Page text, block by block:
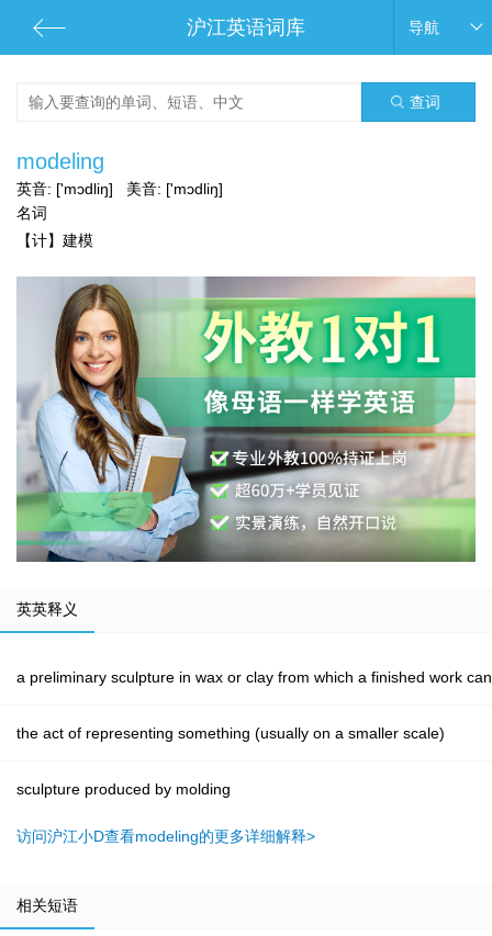
沪江英语词库 导航
查词
modeling
英音: ['mɔdliŋ] 美音: ['mɔdliŋ]
名词
【计】建模
英英释义
a preliminary sculpture in wax or clay from which a finished work
the act of representing something (usually on a smaller scale)
sculpture produced by molding
访问沪江小D查看modeling的更多详细解释>
相关短语